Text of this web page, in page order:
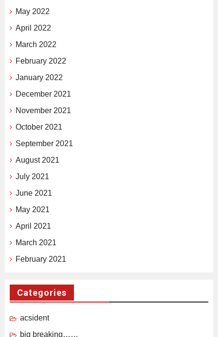
May 2022
April 2022
March 2022
February 2022
January 2022
December 2021
November 2021
October 2021
September 2021
August 2021
July 2021
June 2021
May 2021
April 2021
March 2021
February 2021
Categories
acsident
big breaking……